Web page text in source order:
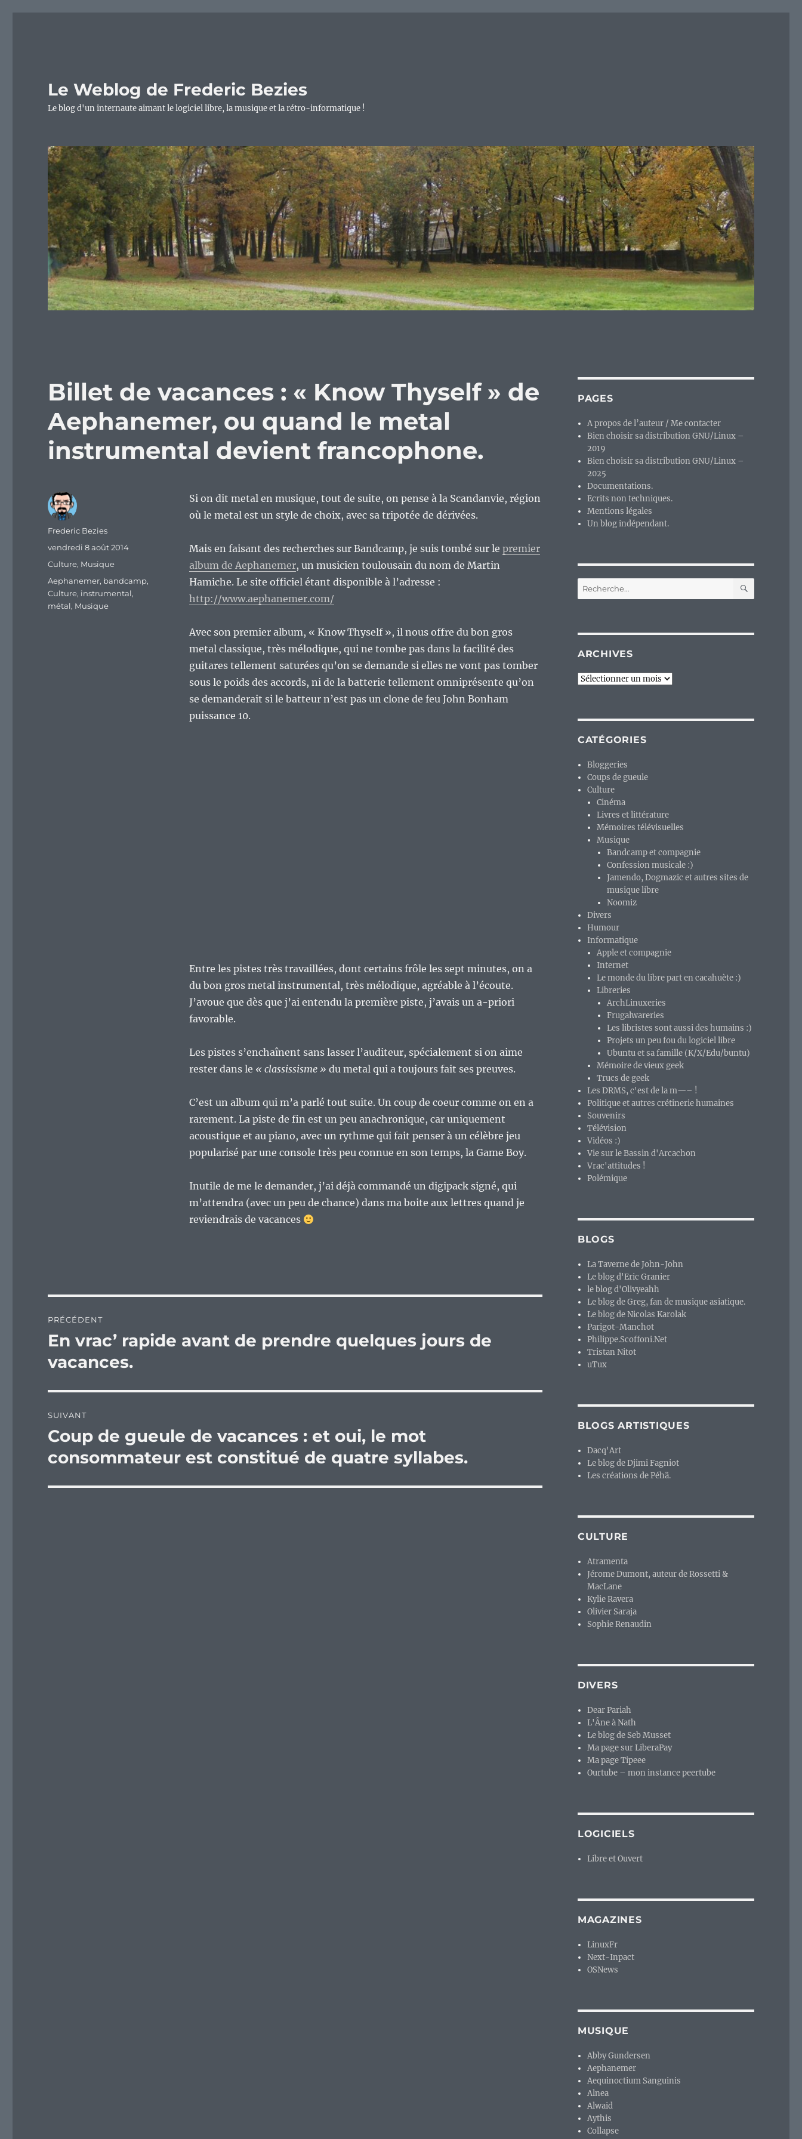
Le Weblog de Frederic Bezies
Le blog d'un internaute aimant le logiciel libre, la musique et la rétro-informatique !
Billet de vacances : « Know Thyself » de
Aephanemer, ou quand le metal
instrumental devient francophone.
Si on dit metal en musique, tout de suite, on pense à la Scandanvie, région
où le metal est un style de choix, avec sa tripotée de dérivées.
Mais en faisant des recherches sur Bandcamp, je suis tombé sur le premier
album de Aephanemer, un musicien toulousain du nom de Martin
Hamiche. Le site officiel étant disponible à l’adresse :
http://www.aephanemer.com/
Avec son premier album, « Know Thyself », il nous offre du bon gros
metal classique, très mélodique, qui ne tombe pas dans la facilité des
guitares tellement saturées qu’on se demande si elles ne vont pas tomber
sous le poids des accords, ni de la batterie tellement omniprésente qu’on
se demanderait si le batteur n’est pas un clone de feu John Bonham
puissance 10.
Entre les pistes très travaillées, dont certains frôle les sept minutes, on a
du bon gros metal instrumental, très mélodique, agréable à l’écoute.
J’avoue que dès que j’ai entendu la première piste, j’avais un a-priori
favorable.
Les pistes s’enchaînent sans lasser l’auditeur, spécialement si on aime
rester dans le « classissisme » du metal qui a toujours fait ses preuves.
C’est un album qui m’a parlé tout suite. Un coup de coeur comme on en a
rarement. La piste de fin est un peu anachronique, car uniquement
acoustique et au piano, avec un rythme qui fait penser à un célèbre jeu
popularisé par une console très peu connue en son temps, la Game Boy.
Inutile de me le demander, j’ai déjà commandé un digipack signé, qui
m’attendra (avec un peu de chance) dans ma boite aux lettres quand je
reviendrais de vacances
Auteur
Frederic Bezies
Publié
vendredi 8 août 2014
Catégories
Culture, Musique
Étiquettes
Aephanemer, bandcamp,
Culture, instrumental,
métal, Musique
de
l’article
PRÉCÉDENT
Publication
En vrac’ rapide avant de prendre quelques jours de
vacances.
SUIVANT
Publication
Coup de gueule de vacances : et oui, le mot
consommateur est constitué de quatre syllabes.
PAGES
A propos de l’auteur / Me contacter
Bien choisir sa distribution GNU/Linux –
2019
Bien choisir sa distribution GNU/Linux –
2025
Documentations.
Ecrits non techniques.
Mentions légales
Un blog indépendant.
Recherche
pour :
ARCHIVES
Archives
CATÉGORIES
Bloggeries
Coups de gueule
Culture
Cinéma
Livres et littérature
Mémoires télévisuelles
Musique
Bandcamp et compagnie
Confession musicale :)
Jamendo, Dogmazic et autres sites de
musique libre
Noomiz
Divers
Humour
Informatique
Apple et compagnie
Internet
Le monde du libre part en cacahuète :)
Libreries
ArchLinuxeries
Frugalwareries
Les libristes sont aussi des humains :)
Projets un peu fou du logiciel libre
Ubuntu et sa famille (K/X/Edu/buntu)
Mémoire de vieux geek
Trucs de geek
Les DRMS, c'est de la m—– !
Politique et autres crétinerie humaines
Souvenirs
Télévision
Vidéos :)
Vie sur le Bassin d'Arcachon
Vrac'attitudes !
Polémique
BLOGS
La Taverne de John-John
Le blog d'Eric Granier
le blog d'Olivyeahh
Le blog de Greg, fan de musique asiatique.
Le blog de Nicolas Karolak
Parigot-Manchot
Philippe.Scoffoni.Net
Tristan Nitot
uTux
BLOGS ARTISTIQUES
Dacq'Art
Le blog de Djimi Fagniot
Les créations de Péhä.
CULTURE
Atramenta
Jérome Dumont, auteur de Rossetti &
MacLane
Kylie Ravera
Olivier Saraja
Sophie Renaudin
DIVERS
Dear Pariah
L'Âne à Nath
Le blog de Seb Musset
Ma page sur LiberaPay
Ma page Tipeee
Ourtube – mon instance peertube
LOGICIELS
Libre et Ouvert
MAGAZINES
LinuxFr
Next-Inpact
OSNews
MUSIQUE
Abby Gundersen
Aephanemer
Aequinoctium Sanguinis
Alnea
Alwaid
Aythis
Collapse